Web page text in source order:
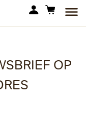
OP